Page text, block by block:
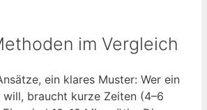
im Vergleich
ein klares Muster: Wer ein
braucht kurze Zeiten (4–6